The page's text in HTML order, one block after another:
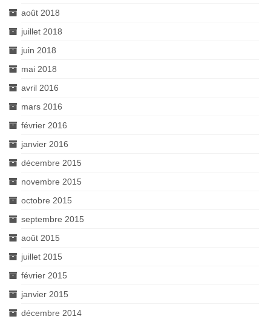
août 2018
juillet 2018
juin 2018
mai 2018
avril 2016
mars 2016
février 2016
janvier 2016
décembre 2015
novembre 2015
octobre 2015
septembre 2015
août 2015
juillet 2015
février 2015
janvier 2015
décembre 2014